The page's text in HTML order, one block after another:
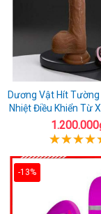
Dương Vật Hít Tường
Nhiệt Điều Khiển Từ
-13%